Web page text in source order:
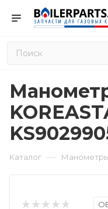
Каталог —